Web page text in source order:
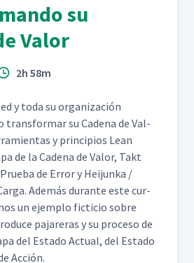
su
Valor
2h 58m
y toda su orga­ni­zación
trans­for­mar su Cade­na de Val­
y prin­ci­p­ios Lean
de la Cade­na de Val­or, Takt
de Error y Hei­jun­ka /
Además durante este cur­
un ejem­p­lo fic­ti­cio sobre
pajar­eras y su pro­ce­so de
del Esta­do Actu­al, del Esta­do
Acción.